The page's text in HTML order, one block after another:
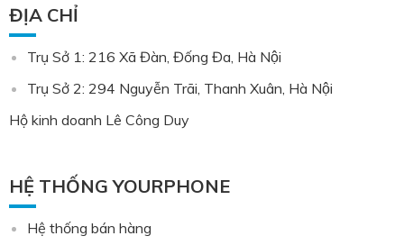
ĐỊA CHỈ
Trụ Sở 1: 216 Xã Đàn, Đống Đa, Hà Nội
Trụ Sở 2: 294 Nguyễn Trãi, Thanh Xuân, Hà Nội
Hộ kinh doanh Lê Công Duy
HỆ THỐNG YOURPHONE
Hệ thống bán hàng